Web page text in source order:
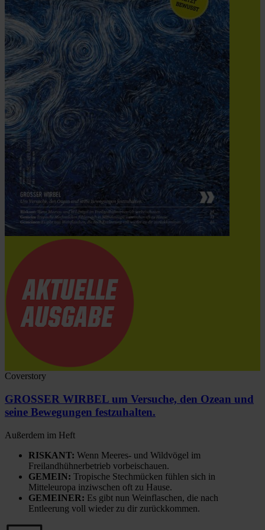
Coverstory
GROSSER WIRBEL um Versuche, den Ozean und
seine Bewegungen festzuhalten.
Außerdem im Heft
RISKANT: Wenn Meeres- und Wildvögel im
Freilandhühnerbetrieb vorbeischauen.
GEMEIN: Tropische Stechmücken fühlen sich in
Mitteleuropa inziwschen oft zu Hause.
GEMEINER: Es gibt nun Weinflaschen, die nach
Entleerung voll wieder zu dir zurückkommen.